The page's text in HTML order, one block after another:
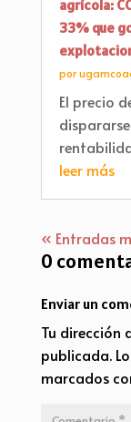
agrícola:
33% que
por
El precio
leer más
« Entradas
0
Enviar un
Tu dirección
publicada.
marcados